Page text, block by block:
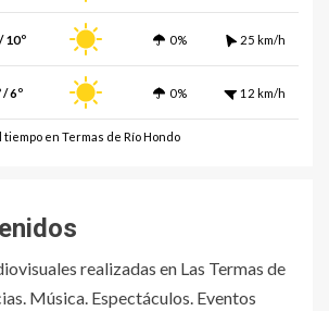
10º 0% 25 km/h
/ 6º 0% 12 km/h
tiempo en Termas de Río Hondo
realizadas en Las Termas de
Música. Espectáculos. Eventos